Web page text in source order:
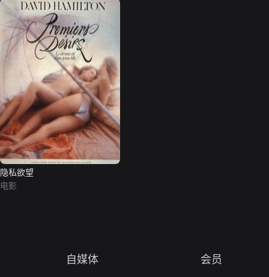
隐私欲望
电影
自媒体 会员